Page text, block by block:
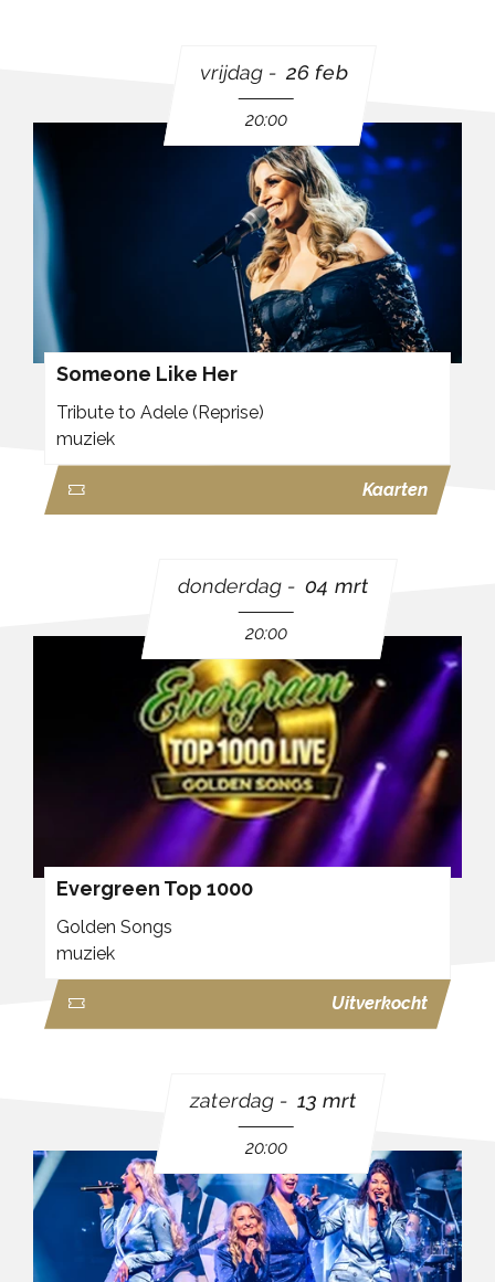
vrijdag 26 feb
20:00
Someone Like Her
Tribute to Adele (Reprise)
muziek
Kaarten
donderdag 04 mrt
20:00
Evergreen Top 1000
Golden Songs
muziek
Uitverkocht
zaterdag 13 mrt
20:00